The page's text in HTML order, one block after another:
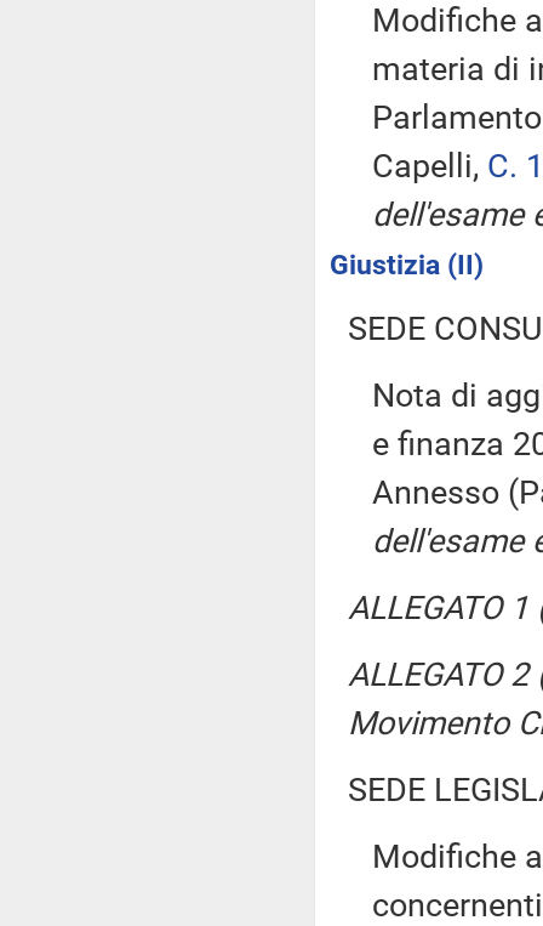
Modifiche
materia di
Capelli, C.
dell'esame
Giustizia (II)
SEDE
Nota di
e finanza
Annesso
dell'esame
ALLEGATO
ALLEGATO
Movimento
SEDE
Modifiche